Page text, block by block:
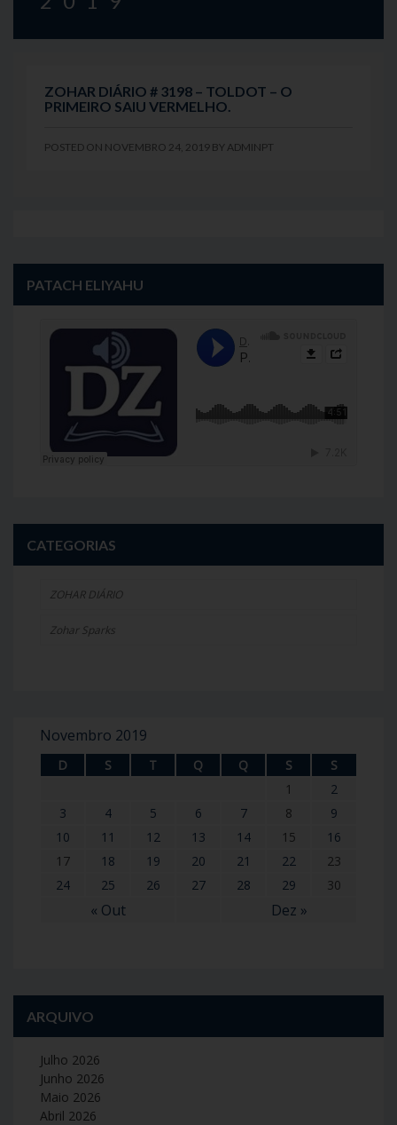
ZOHAR DIÁRIO # 3198 – TOLDOT – O
PRIMEIRO SAIU VERMELHO.
POSTED ON NOVEMBRO 24, 2019 BY ADMINPT
PATACH ELIYAHU
CATEGORIAS
ZOHAR DIÁRIO
Zohar Sparks
Novembro 2019
D S T Q Q S S
« Out Dez »
1
2
3
4 5 6 7 8
9
10
11 12 13 14 15
16
17
18 19 20 21 22
23
24
25 26 27 28 29 30
ARQUIVO
Julho 2026
Junho 2026
Maio 2026
Abril 2026